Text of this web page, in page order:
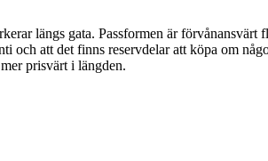
längs gata. Passformen är förvånansvärt
och att det finns reservdelar att köpa om
prisvärt i längden.